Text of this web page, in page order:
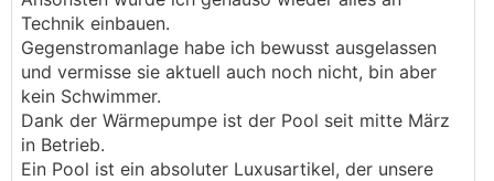
Technik einbauen.
Gegenstromanlage habe ich bewusst ausgelassen
und vermisse sie aktuell auch noch nicht, bin aber
kein Schwimmer.
Dank der Wärmepumpe ist der Pool seit mitte März
in Betrieb.
Ein Pool ist ein absoluter Luxusartikel, der unsere